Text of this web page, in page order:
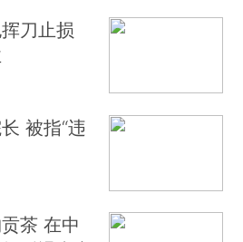
刀止损
被指“违
茶 在中